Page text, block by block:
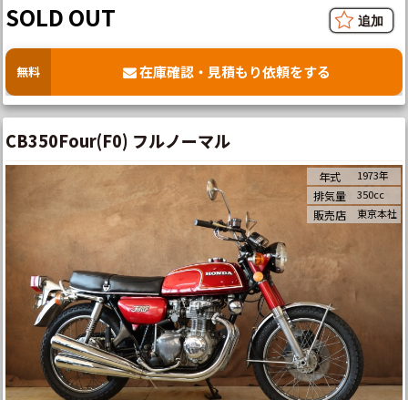
SOLD OUT
無料 在庫確認・見積もり依頼をする
CB350Four(F0) フルノーマル
年式 1973年
排気量 350cc
販売店 東京本社